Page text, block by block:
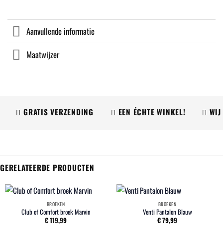
Aanvullende informatie
Maatwijzer
GRATIS VERZENDING EEN ÉCHTE WINKEL! WIJ
GERELATEERDE PRODUCTEN
BROEKEN
Club of Comfort broek Marvin
€119,99
BROEKEN
Venti Pantalon Blauw
€79,99